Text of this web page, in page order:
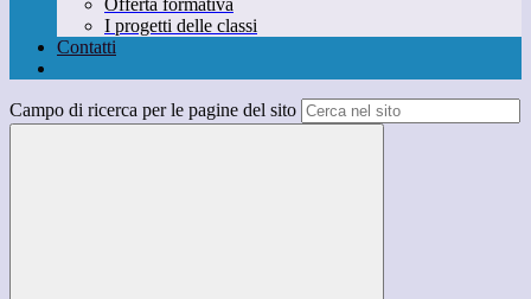
Offerta formativa
I progetti delle classi
Contatti
Campo di ricerca per le pagine del sito